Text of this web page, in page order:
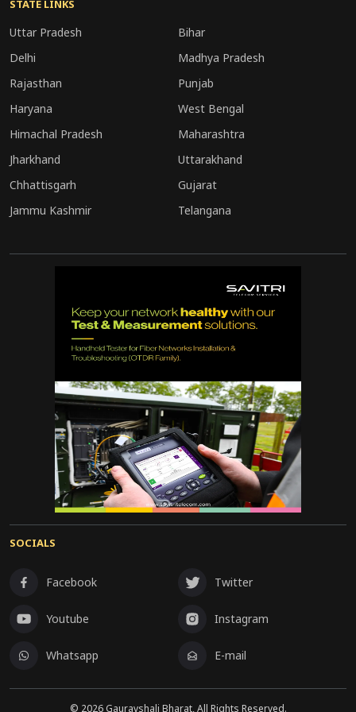
STATE LINKS
Uttar Pradesh
Bihar
Delhi
Madhya Pradesh
Rajasthan
Punjab
Haryana
West Bengal
Himachal Pradesh
Maharashtra
Jharkhand
Uttarakhand
Chhattisgarh
Gujarat
Jammu Kashmir
Telangana
SOCIALS
Facebook Twitter
Youtube Instagram
Whatsapp E-mail
© 2026Gauravshali Bharat, All Rights Reserved.